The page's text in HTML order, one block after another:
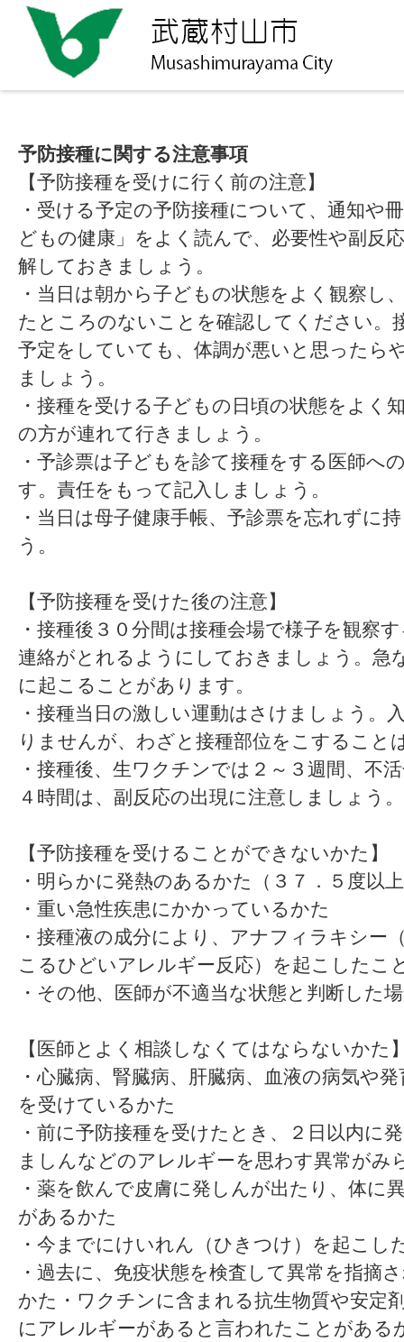
予防接種に関する注意事項
【予防接種を受けに行く前の注意】
・受ける予定の予防接種について、通知や
どもの健康」をよく読んで、必要性や副反
解しておきましょう。
・当日は朝から子どもの状態をよく観察し
たところのないことを確認してください。
予定をしていても、体調が悪いと思ったら
ましょう。
・接種を受ける子どもの日頃の状態をよく
の方が連れて行きましょう。
・予診票は子どもを診て接種をする医師へ
す。責任をもって記入しましょう。
・当日は母子健康手帳、予診票を忘れずに
う。
【予防接種を受けた後の注意】
・接種後３０分間は接種会場で様子を観察
連絡がとれるようにしておきましょう。急
に起こることがあります。
・接種当日の激しい運動はさけましょう。
りませんが、わざと接種部位をこすること
・接種後、生ワクチンでは２～３週間、不
４時間は、副反応の出現に注意しましょう。
【予防接種を受けることができないかた】
・明らかに発熱のあるかた（３７．５度以
・重い急性疾患にかかっているかた
・接種液の成分により、アナフィラキシー
こるひどいアレルギー反応）を起こしたこ
・その他、医師が不適当な状態と判断した
【医師とよく相談しなくてはならないかた
・心臓病、腎臓病、肝臓病、血液の病気や
を受けているかた
・前に予防接種を受けたとき、２日以内に
ましんなどのアレルギーを思わす異常がみ
・薬を飲んで皮膚に発しんが出たり、体に
があるかた
・今までにけいれん（ひきつけ）を起こし
・過去に、免疫状態を検査して異常を指摘
かた・ワクチンに含まれる抗生物質や安定
にアレルギーがあると言われたことがある